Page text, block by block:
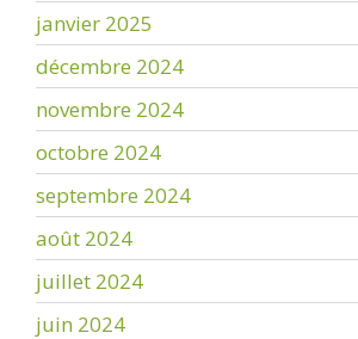
janvier 2025
décembre 2024
novembre 2024
octobre 2024
septembre 2024
août 2024
juillet 2024
juin 2024